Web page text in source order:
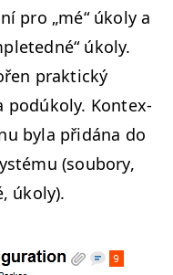
pro „mé“ úkoly a
úkoly.
prak­tický
podúkoly. Kon­tex­
byla přidá­na do
(soubo­ry,
úkoly).